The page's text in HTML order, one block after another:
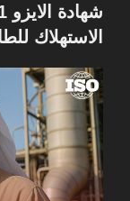
الاستهلاك